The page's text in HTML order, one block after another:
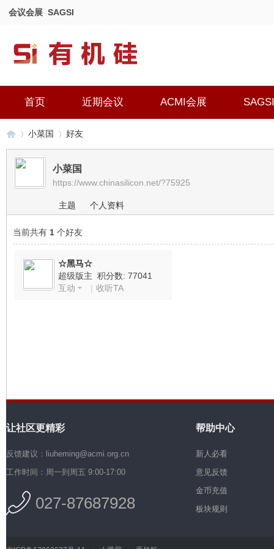
会议会展 SAGSI
首页 近期会议 ACMI会展 SAGSI
有
硅
›
小菜国
›
好友
小菜国
https://www.chinasilicon.net/?75925
主题 个人资料
当前共有 1 个好友
☆黑马☆
超级版主 积分数: 77041
互动
| 收听TA
让社区更精彩
反馈建议：liuheming@acmi.org.cn
工作时间：周一到周五 9:00-17:00
027-87687928
帮助中心
新人必看
意见反馈
金币充值
板块规则